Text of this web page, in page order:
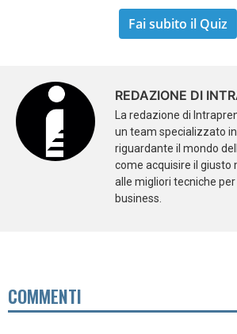
Fai subito il Quiz
REDAZIONE DI
La redazione di
un team specializzato
riguardante il mondo
come acquisire il giusto
alle migliori tecniche
business.
COMMENTI